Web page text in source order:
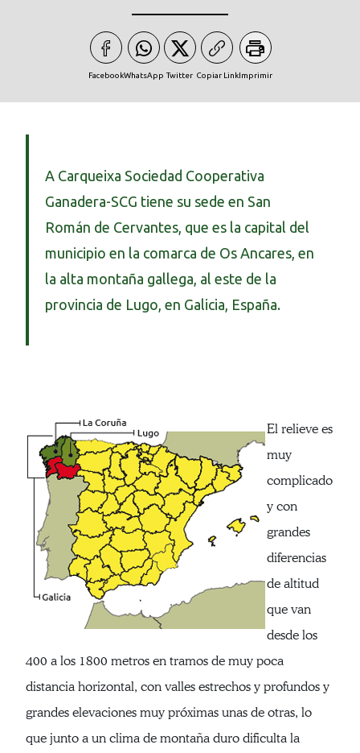
FacebookWhatsApp Twitter Copiar LinkImprimir
A Carqueixa Sociedad Cooperativa
Ganadera-SCG tiene su sede en San
Román de Cervantes, que es la capital del
municipio en la comarca de Os Ancares, en
la alta montaña gallega, al este de la
provincia de Lugo, en Galicia, España.
El relieve es
muy
complicado
y con
grandes
diferencias
de altitud
que van
desde los
400 a los 1800 metros en tramos de muy poca
distancia horizontal, con valles estrechos y profundos y
grandes elevaciones muy próximas unas de otras, lo
que junto a un clima de montaña duro dificulta la